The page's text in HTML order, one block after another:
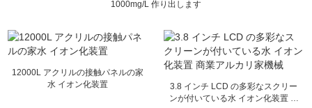
1000mg/L 作り出します
12000L アクリルの接触パネルの家
水 イオン化装置
3.8 インチ LCD の多彩なスクリー
ンが付いている水 イオン化装置 商